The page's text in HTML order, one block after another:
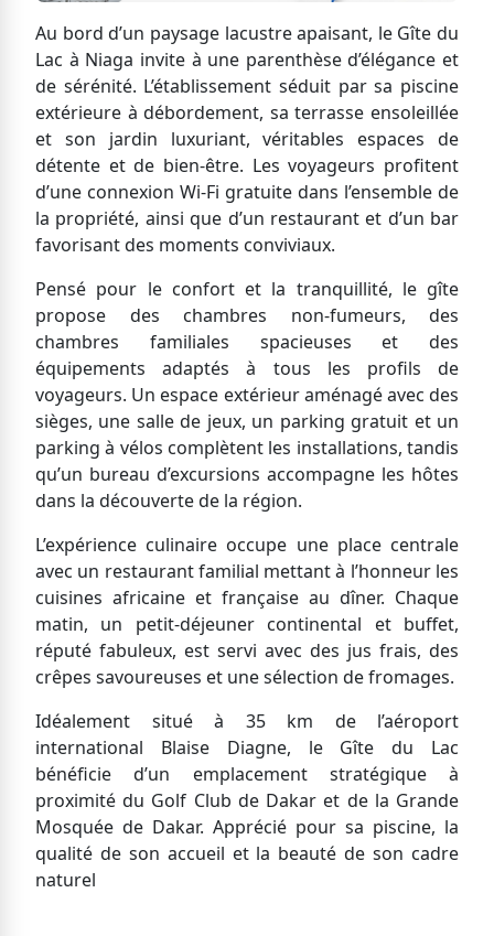
Au bord d’un paysage lacustre apaisant, le Gîte du
Lac à Niaga invite à une parenthèse d’élégance et
de sérénité. L’établissement séduit par sa piscine
extérieure à débordement, sa terrasse ensoleillée
et son jardin luxuriant, véritables espaces de
détente et de bien-être. Les voyageurs profitent
d’une connexion Wi-Fi gratuite dans l’ensemble de
la propriété, ainsi que d’un restaurant et d’un bar
favorisant des moments conviviaux.
Pensé pour le confort et la tranquillité, le gîte
propose des chambres non-fumeurs, des
chambres familiales spacieuses et des
équipements adaptés à tous les profils de
voyageurs. Un espace extérieur aménagé avec des
sièges, une salle de jeux, un parking gratuit et un
parking à vélos complètent les installations, tandis
qu’un bureau d’excursions accompagne les hôtes
dans la découverte de la région.
L’expérience culinaire occupe une place centrale
avec un restaurant familial mettant à l’honneur les
cuisines africaine et française au dîner. Chaque
matin, un petit-déjeuner continental et buffet,
réputé fabuleux, est servi avec des jus frais, des
crêpes savoureuses et une sélection de fromages.
Idéalement situé à 35 km de l’aéroport
international Blaise Diagne, le Gîte du Lac
bénéficie d’un emplacement stratégique à
proximité du Golf Club de Dakar et de la Grande
Mosquée de Dakar. Apprécié pour sa piscine, la
qualité de son accueil et la beauté de son cadre
naturel